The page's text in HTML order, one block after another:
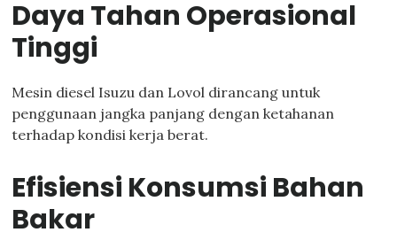
Daya Tahan Operasional
Tinggi
Mesin diesel Isuzu dan Lovol dirancang untuk
penggunaan jangka panjang dengan ketahanan
terhadap kondisi kerja berat.
Efisiensi Konsumsi Bahan
Bakar